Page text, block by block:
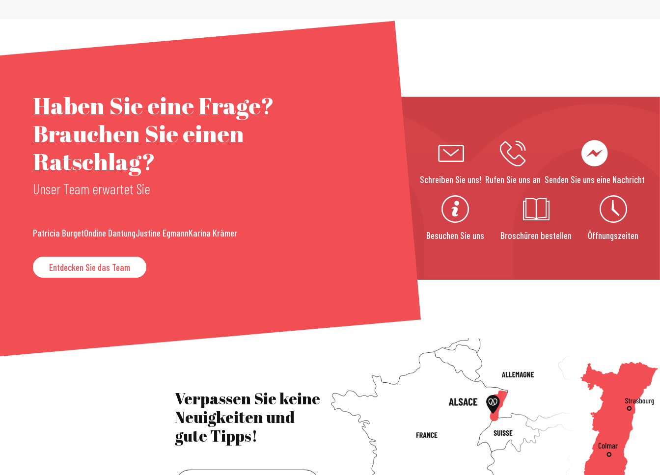
Haben Sie eine Frage?
Brauchen Sie einen
Ratschlag?
Unser Team erwartet Sie
Patricia BurgetOndine DantungJustine EgmannKarina Krämer
Entdecken Sie das Team
Schreiben Sie uns! Rufen Sie uns an Senden Sie uns eine Nachricht
Besuchen Sie uns Broschüren bestellen Öffnungszeiten
Verpassen Sie keine
Neuigkeiten und
gute Tipps!